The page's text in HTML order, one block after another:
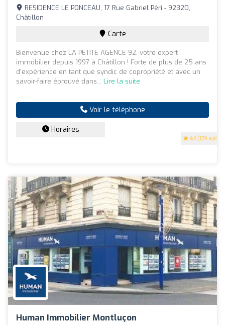
4.1 (179 avis)
RESIDENCE LE PONCEAU, 17 Rue Gabriel Péri - 92320,
Châtillon
Carte
Bienvenue chez LA PETITE AGENCE 92, votre expert
immobilier depuis 1997 à Châtillon ! Forte de plus de 25 ans
d'expérience en tant que syndic de copropriété et avec un
savoir-faire éprouvé dans... Lire la suite
Voir le téléphone
Horaires
Human Immobilier Montluçon